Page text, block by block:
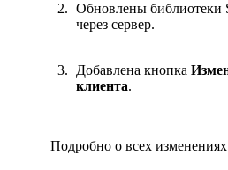
Обновлены библиотеки
через сервер.
Добавлена кнопка
клиента.
Подробно о всех